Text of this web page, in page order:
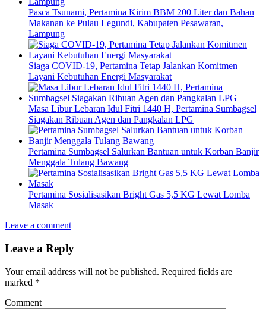
Pasca Tsunami, Pertamina Kirim BBM 200 Liter dan Bahan
Makanan ke Pulau Legundi, Kabupaten Pesawaran,
Lampung
Siaga COVID-19, Pertamina Tetap Jalankan Komitmen
Layani Kebutuhan Energi Masyarakat
Masa Libur Lebaran Idul Fitri 1440 H, Pertamina Sumbagsel
Siagakan Ribuan Agen dan Pangkalan LPG
Pertamina Sumbagsel Salurkan Bantuan untuk Korban Banjir
Menggala Tulang Bawang
Pertamina Sosialisasikan Bright Gas 5,5 KG Lewat Lomba
Masak
Leave a comment
Leave a Reply
Your email address will not be published. Required fields are
marked *
Comment